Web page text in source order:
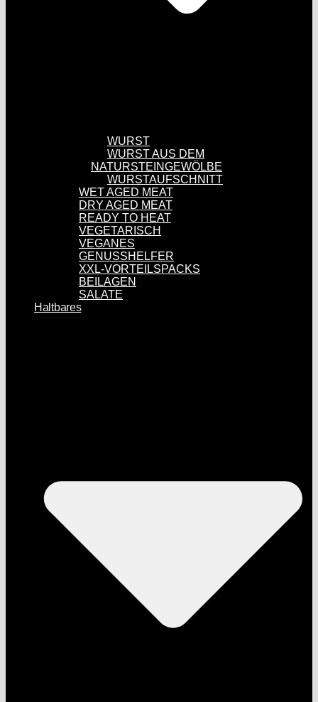
WURST
WURST AUS DEM
NATURSTEINGEWÖLBE
WURSTAUFSCHNITT
WET AGED MEAT
DRY AGED MEAT
READY TO HEAT
VEGETARISCH
VEGANES
GENUSSHELFER
XXL-VORTEILSPACKS
BEILAGEN
SALATE
Haltbares